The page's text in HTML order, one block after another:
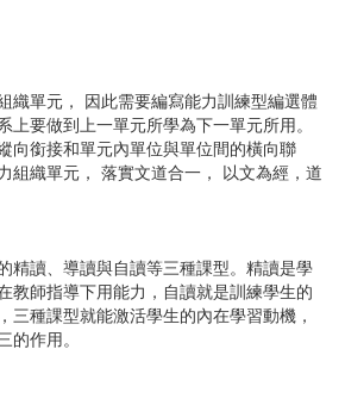
單元， 因此需要編寫能力訓練型編選體
上要做到上一單元所學為下一單元所用。
向銜接和單元內單位與單位間的橫向聯
組織單元， 落實文道合一， 以文為經，道
讀、導讀與自讀等三種課型。精讀是學
教師指導下用能力，自讀就是訓練學生的
三種課型就能激活學生的內在學習動機，
的作用。